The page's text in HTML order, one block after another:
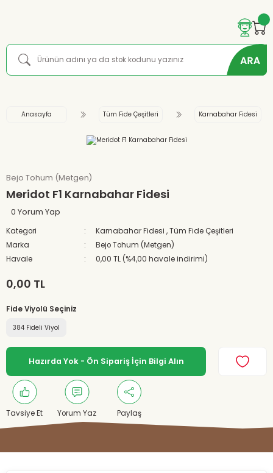
Anasayfa Tüm Fide Çeşitleri Karnabahar Fidesi
Bejo Tohum (Metgen)
Meridot F1 Karnabahar Fidesi
0 Yorum Yap
Kategori Karnabahar Fidesi ,Tüm Fide Çeşitleri
Marka
Bejo Tohum (Metgen)
Havale
0,00 TL (%4,00 havale indirimi)
0,00 TL
Fide Viyolü Seçiniz
384 Fideli Viyol
Hazırda Yok - Ön Sipariş İçin Bilgi Alın
Tavsiye Et Yorum Yaz Paylaş